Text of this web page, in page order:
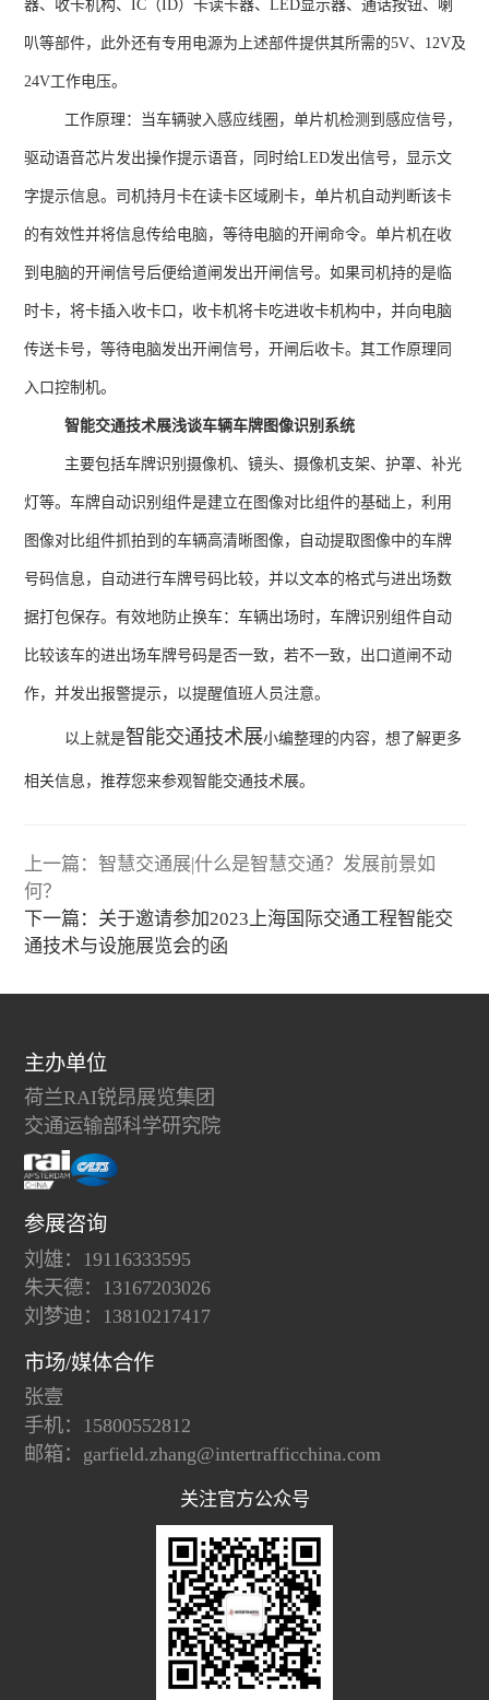
器、收卡机构、 IC（ID）卡读卡器、 LED显示器、通话按钮、喇
叭等部件，此外还有专用电源为上述部件提供其所需的5V、 12V及
24V工作电压。
工作原理：当车辆驶入感应线圈，单片机检测到感应信号，
驱动语音芯片发出操作提示语音，同时给LED发出信号，显示文
字提示信息。司机持月卡在读卡区域刷卡，单片机自动判断该卡
的有效性并将信息传给电脑，等待电脑的开闸命令。单片机在收
到电脑的开闸信号后便给道闸发出开闸信号。如果司机持的是临
时卡，将卡插入收卡口，收卡机将卡吃进收卡机构中，并向电脑
传送卡号，等待电脑发出开闸信号，开闸后收卡。其工作原理同
入口控制机。
智能交通技术展浅谈车辆车牌图像识别系统
主要包括车牌识别摄像机、镜头、摄像机支架、护罩、补光
灯等。车牌自动识别组件是建立在图像对比组件的基础上，利用
图像对比组件抓拍到的车辆高清晰图像，自动提取图像中的车牌
号码信息，自动进行车牌号码比较，并以文本的格式与进出场数
据打包保存。有效地防止换车：车辆出场时，车牌识别组件自动
比较该车的进出场车牌号码是否一致，若不一致，出口道闸不动
作，并发出报警提示，以提醒值班人员注意。
以上就是智能交通技术展小编整理的内容，想了解更多
相关信息，推荐您来参观智能交通技术展。
上一篇：智慧交通展|什么是智慧交通？发展前景如
何？
下一篇：关于邀请参加2023上海国际交通工程智能交
通技术与设施展览会的函
主办单位
荷兰RAI锐昂展览集团
交通运输部科学研究院
参展咨询
刘雄：19116333595
朱天德：13167203026
刘梦迪：13810217417
市场/媒体合作
张壹
手机：15800552812
邮箱：garfield.zhang@intertrafficchina.com
关注官方公众号